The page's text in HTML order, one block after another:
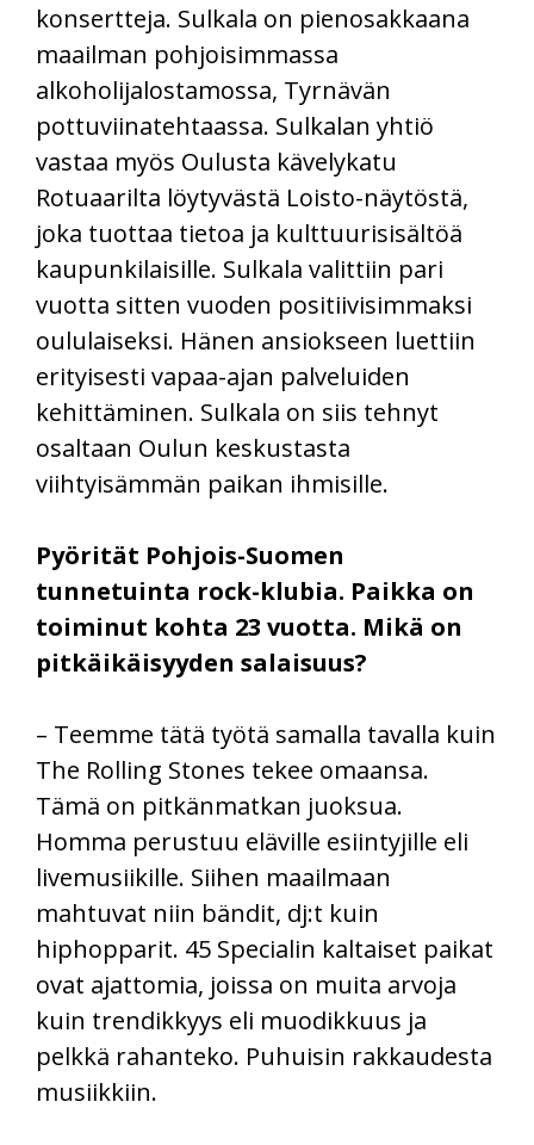
konsertteja. Sulkala on pienosakkaana
maailman pohjoisimmassa
alkoholijalostamossa, Tyrnävän
pottuviinatehtaassa. Sulkalan yhtiö
vastaa myös Oulusta kävelykatu
Rotuaarilta löytyvästä Loisto-näytöstä,
joka tuottaa tietoa ja kulttuurisisältöä
kaupunkilaisille. Sulkala valittiin pari
vuotta sitten vuoden positiivisimmaksi
oululaiseksi. Hänen ansiokseen luettiin
erityisesti vapaa-ajan palveluiden
kehittäminen. Sulkala on siis tehnyt
osaltaan Oulun keskustasta
viihtyisämmän paikan ihmisille.
Pyörität Pohjois-Suomen
tunnetuinta rock-klubia. Paikka on
toiminut kohta 23 vuotta. Mikä on
pitkäikäisyyden salaisuus?
– Teemme tätä työtä samalla tavalla kuin
The Rolling Stones tekee omaansa.
Tämä on pitkänmatkan juoksua.
Homma perustuu eläville esiintyjille eli
livemusiikille. Siihen maailmaan
mahtuvat niin bändit, dj:t kuin
hiphopparit. 45 Specialin kaltaiset paikat
ovat ajattomia, joissa on muita arvoja
kuin trendikkyys eli muodikkuus ja
pelkkä rahanteko. Puhuisin rakkaudesta
musiikkiin.